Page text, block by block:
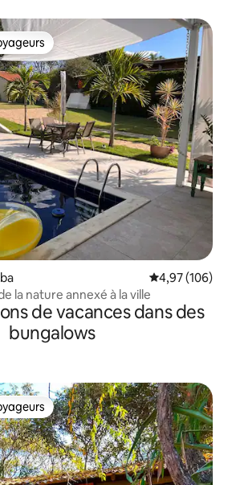
les plus appréciés
Évaluation
4,97 (106)
la nature annexé à la ville
de vacances dans des
bungalows
les plus appréciés